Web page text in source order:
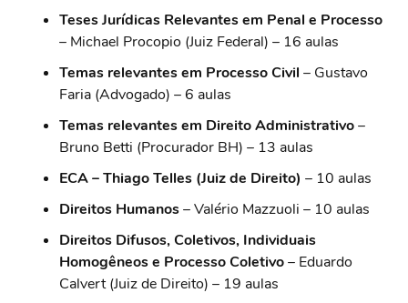
Teses Jurídicas Relevantes em Penal e Processo
– Michael Procopio (Juiz Federal) – 16 aulas
Temas relevantes em Processo Civil – Gustavo
Faria (Advogado) – 6 aulas
Temas relevantes em Direito Administrativo–
Bruno Betti (Procurador BH) – 13 aulas
ECA – Thiago Telles (Juiz de Direito) – 10 aulas
Direitos Humanos– Valério Mazzuoli – 10 aulas
Direitos Difusos, Coletivos, Individuais
Homogêneos e Processo Coletivo– Eduardo
Calvert (Juiz de Direito) – 19 aulas